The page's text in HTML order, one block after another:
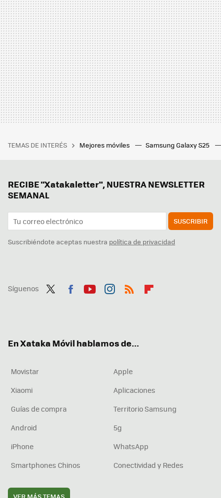
TEMAS DE INTERÉS Mejores móviles Samsung Galaxy S25
RECIBE "Xatakaletter", NUESTRA NEWSLETTER
SEMANAL
SUSCRIBIR
Suscribiéndote aceptas nuestra política de privacidad
Síguenos
En Xataka Móvil hablamos de...
Movistar
Apple
Xiaomi
Aplicaciones
Guías de compra
Territorio Samsung
Android
5g
iPhone
WhatsApp
Smartphones Chinos
Conectividad y Redes